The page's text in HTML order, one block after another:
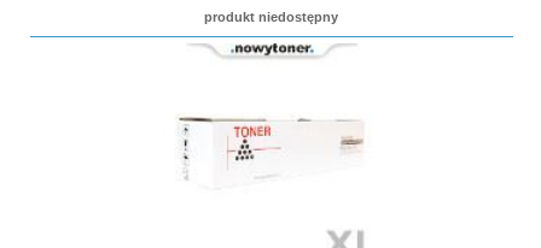
produkt niedostępny